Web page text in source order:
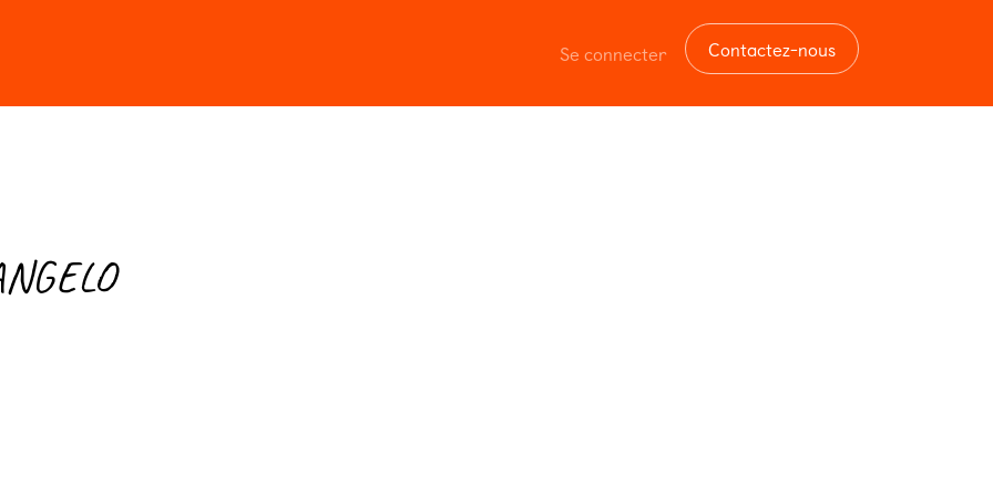
Se connecter Contactez-nous